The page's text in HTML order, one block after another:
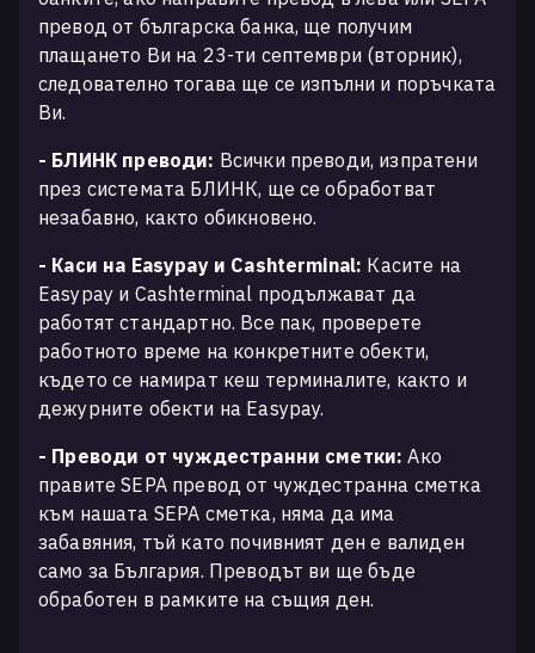
превод от българска банка, ще получим
плащането Ви на 23-ти септември (вторник),
следователно тогава ще се изпълни и поръчката
Ви.
- БЛИНК преводи: Всички преводи, изпратени
през системата БЛИНК, ще се обработват
незабавно, както обикновено.
- Каси на Easypay и Cashterminal: Касите на
Easypay и Cashterminal продължават да
работят стандартно. Все пак, проверете
работното време на конкретните обекти,
където се намират кеш терминалите, както и
дежурните обекти на Easypay.
- Преводи от чуждестранни сметки: Ако
правите SEPA превод от чуждестранна сметка
към нашата SEPA сметка, няма да има
забавяния, тъй като почивният ден е валиден
само за България. Преводът ви ще бъде
обработен в рамките на същия ден.